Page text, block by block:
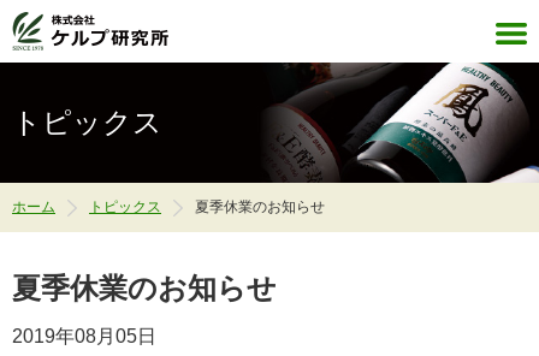
トピックス
ホーム トピックス 夏季休業のお知らせ
夏季休業のお知らせ
2019年08月05日